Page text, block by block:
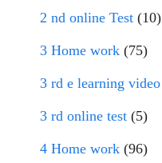
2 nd online Test (10)
3 Home work (75)
3 rd e learning video
3 rd online test (5)
4 Home work (96)